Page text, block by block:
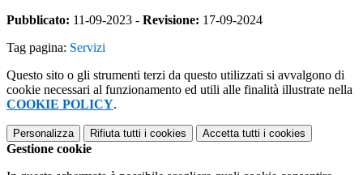
Pubblicato: 11-09-2023 - Revisione: 17-09-2024
Tag pagina: Servizi
Questo sito o gli strumenti terzi da questo utilizzati si avvalgono di
cookie necessari al funzionamento ed utili alle finalità illustrate nella
COOKIE POLICY.
Personalizza Rifiuta tutti i cookies Accetta tutti i cookies
Gestione cookie